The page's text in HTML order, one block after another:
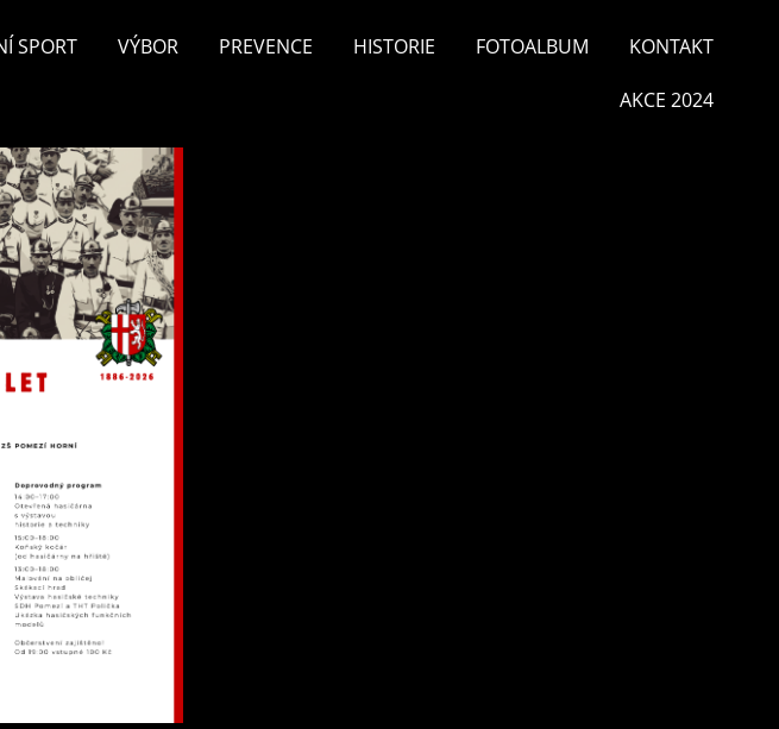
SPORT VÝBOR PREVENCE HISTORIE FOTOALBUM KONTAKT
AKCE 2024